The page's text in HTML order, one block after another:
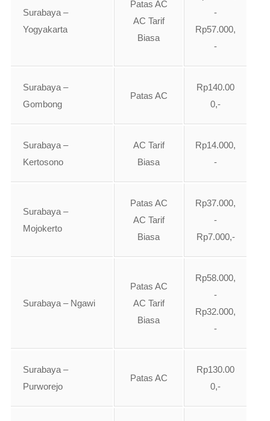
Surabaya –
Yogyakarta
Patas AC
AC Tarif
Biasa
-
Rp57.000,
-
Surabaya –
Gombong
Patas AC
Rp140.00
0,-
Surabaya –
Kertosono
AC Tarif
Biasa
Rp14.000,
-
Surabaya –
Mojokerto
Patas AC
AC Tarif
Biasa
Rp37.000,
-
Rp7.000,-
Surabaya – Ngawi
Patas AC
AC Tarif
Biasa
Rp58.000,
-
Rp32.000,
-
Surabaya –
Purworejo
Patas AC
Rp130.00
0,-